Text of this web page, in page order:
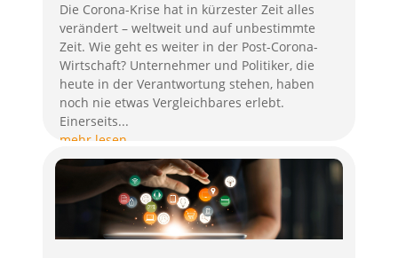
Die Corona-Krise hat in kürzester Zeit alles
verändert – weltweit und auf unbestimmte
Zeit. Wie geht es weiter in der Post-Corona-
Wirtschaft? Unternehmer und Politiker, die
heute in der Verantwortung stehen, haben
noch nie etwas Vergleichbares erlebt.
Einerseits...
mehr lesen